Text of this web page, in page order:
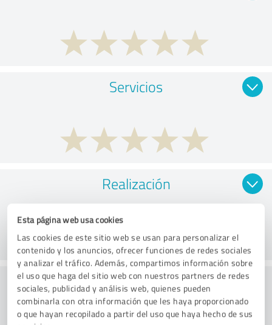
Esta página web usa cookies
Las cookies de este sitio web se usan para personalizar el
contenido y los anuncios, ofrecer funciones de redes sociales
y analizar el tráfico. Además, compartimos información sobre
el uso que haga del sitio web con nuestros partners de redes
sociales, publicidad y análisis web, quienes pueden
combinarla con otra información que les haya proporcionado
o que hayan recopilado a partir del uso que haya hecho de sus
Servicios
Realización
Consultoría